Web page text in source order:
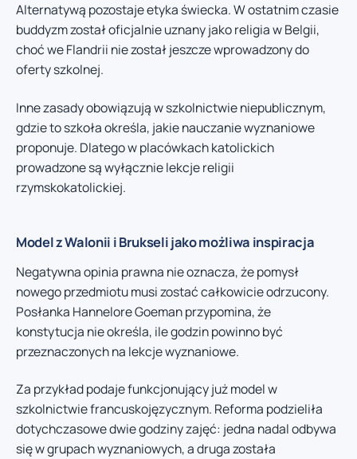
Alternatywą pozostaje etyka świecka. W ostatnim czasie
buddyzm został oficjalnie uznany jako religia w Belgii,
choć we Flandrii nie został jeszcze wprowadzony do
oferty szkolnej.
Inne zasady obowiązują w szkolnictwie niepublicznym,
gdzie to szkoła określa, jakie nauczanie wyznaniowe
proponuje. Dlatego w placówkach katolickich
prowadzone są wyłącznie lekcje religii
rzymskokatolickiej.
Model z Walonii i Brukseli jako możliwa inspiracja
Negatywna opinia prawna nie oznacza, że pomysł
nowego przedmiotu musi zostać całkowicie odrzucony.
Posłanka Hannelore Goeman przypomina, że
konstytucja nie określa, ile godzin powinno być
przeznaczonych na lekcje wyznaniowe.
Za przykład podaje funkcjonujący już model w
szkolnictwie francuskojęzycznym. Reforma podzieliła
dotychczasowe dwie godziny zajęć: jedna nadal odbywa
się w grupach wyznaniowych, a druga została